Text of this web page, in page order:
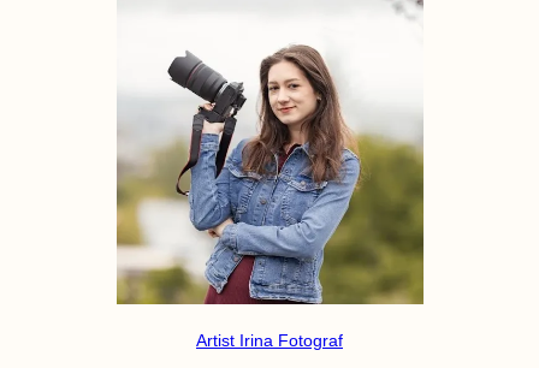
Artist Irina Fotograf